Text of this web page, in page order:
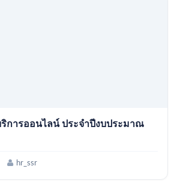
การออนไลน์ ประจำปีงบประมาณ
hr_ssr